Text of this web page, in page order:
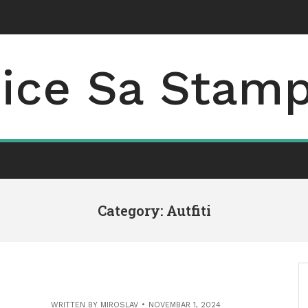
Sa
Category: Autfiti
WRITTEN BY MIROSLAV NOVEMBAR 1, 2024